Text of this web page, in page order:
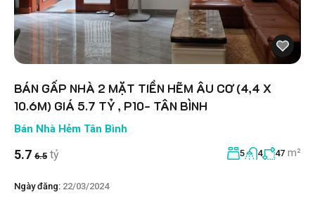
BÁN GẤP NHÀ 2 MẶT TIỀN HẼM ÂU CƠ (4,4 X
10.6M) GIÁ 5.7 TỶ , P10- TÂN BÌNH
Bán Nhà Hẻm Tân Bình
5.7 6.5 tỷ 5 4 47 m²
Ngày đăng: 22/03/2024